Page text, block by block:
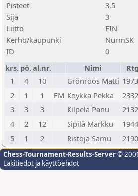
Pisteet
3,5
Sija
3
Liitto
FIN
Kerho/kaupunki
NurmSK
ID
0
krs. pö.al.nr. Nimi Rtg
1
4 10 Grönroos Matti 1973
2
1 1 FM Köykkä Pekka 2332
3
3 3 Kilpelä Panu 2132
4
2 12 Sipilä Markku 1944
5
1 2 Ristoja Samu 2190
Chess-Tournament-Results-Server©
Lakitiedot ja käyttöehdot